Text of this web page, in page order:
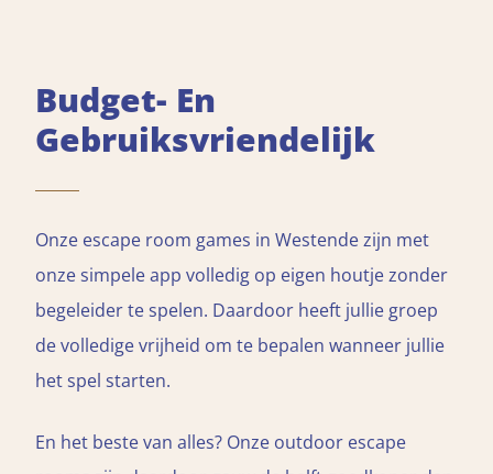
Budget- En
Gebruiksvriendelijk
Onze escape room games in Westende zijn met
onze simpele app volledig op eigen houtje zonder
begeleider te spelen. Daardoor heeft jullie groep
de volledige vrijheid om te bepalen wanneer jullie
het spel starten.
En het beste van alles? Onze outdoor escape